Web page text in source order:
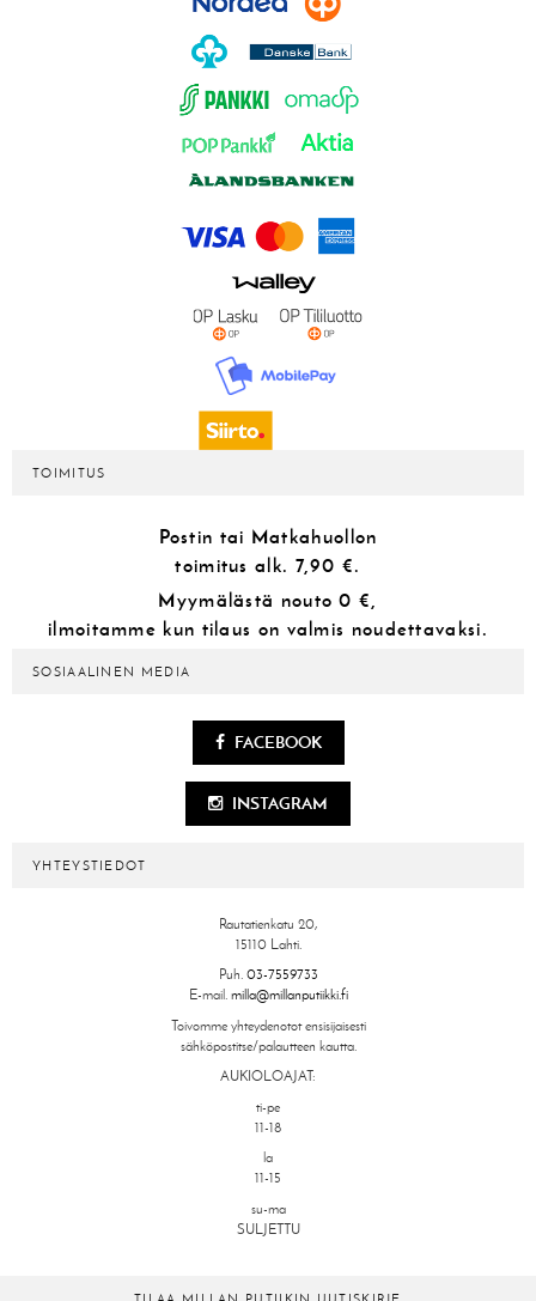
TOIMITUS
Postin tai Matkahuollon
toimitus alk. 7,90 €.
Myymälästä nouto 0 €,
ilmoitamme kun tilaus on valmis noudettavaksi.
SOSIAALINEN MEDIA
FACEBOOK
INSTAGRAM
YHTEYSTIEDOT
Rautatienkatu 20,
15110 Lahti.
Puh. 03-7559733
E-mail. milla@millanputiikki.fi
Toivomme yhteydenotot ensisijaisesti
sähköpostitse/palautteen kautta.
AUKIOLOAJAT:
ti-pe
11-18
la
11-15
su-ma
SULJETTU